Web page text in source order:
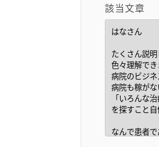
該当文章